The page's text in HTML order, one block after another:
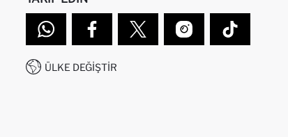
ÜLKE DEĞIŞTIR